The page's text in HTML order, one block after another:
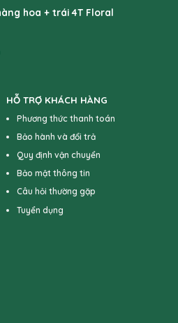
hoa + trái 4T Floral
HỖ TRỢ KHÁCH HÀNG
Phương thức thanh toán
Bảo hành và đổi trả
Quy định vận chuyển
Bảo mật thông tin
Câu hỏi thường gặp
Tuyển dụng